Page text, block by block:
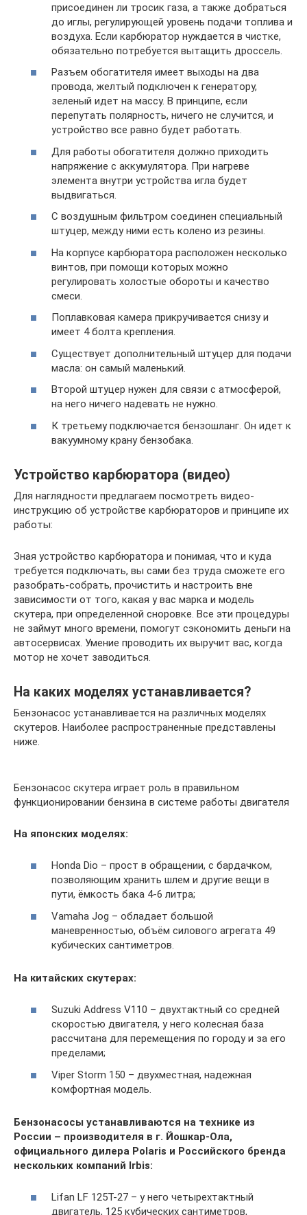
присоединен ли тросик газа, а также добраться
до иглы, регулирующей уровень подачи топлива и
воздуха. Если карбюратор нуждается в чистке,
обязательно потребуется вытащить дроссель.
Разъем обогатителя имеет выходы на два
провода, желтый подключен к генератору,
зеленый идет на массу. В принципе, если
перепутать полярность, ничего не случится, и
устройство все равно будет работать.
Для работы обогатителя должно приходить
напряжение с аккумулятора. При нагреве
элемента внутри устройства игла будет
выдвигаться.
С воздушным фильтром соединен специальный
штуцер, между ними есть колено из резины.
На корпусе карбюратора расположен несколько
винтов, при помощи которых можно
регулировать холостые обороты и качество
смеси.
Поплавковая камера прикручивается снизу и
имеет 4 болта крепления.
Существует дополнительный штуцер для подачи
масла: он самый маленький.
Второй штуцер нужен для связи с атмосферой,
на него ничего надевать не нужно.
К третьему подключается бензошланг. Он идет к
вакуумному крану бензобака.
Устройство карбюратора (видео)
Для наглядности предлагаем посмотреть видео-
инструкцию об устройстве карбюраторов и принципе их
работы:
Зная устройство карбюратора и понимая, что и куда
требуется подключать, вы сами без труда сможете его
разобрать-собрать, прочистить и настроить вне
зависимости от того, какая у вас марка и модель
скутера, при определенной сноровке. Все эти процедуры
не займут много времени, помогут сэкономить деньги на
автосервисах. Умение проводить их выручит вас, когда
мотор не хочет заводиться.
На каких моделях устанавливается?
Бензонасос устанавливается на различных моделях
скутеров. Наиболее распространенные представлены
ниже.
Бензонасос скутера играет роль в правильном
функционировании бензина в системе работы двигателя
На японских моделях:
Honda Dio – прост в обращении, с бардачком,
позволяющим хранить шлем и другие вещи в
пути, ёмкость бака 4-6 литра;
Vamaha Jog – обладает большой
маневренностью, объём силового агрегата 49
кубических сантиметров.
На китайских скутерах:
Suzuki Address V110 – двухтактный со средней
скоростью двигателя, у него колесная база
рассчитана для перемещения по городу и за его
пределами;
Viper Storm 150 – двухместная, надежная
комфортная модель.
Бензонасосы устанавливаются на технике из
России – производителя в г. Йошкар-Ола,
официального дилера Polaris и Российского бренда
нескольких компаний Irbis:
Lifan LF 125T-27 – у него четырехтактный
двигатель, 125 кубических сантиметров,